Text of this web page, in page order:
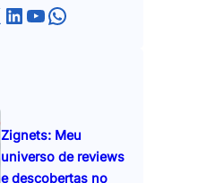
LinkedIn YouTube WhatsApp
Zignets: Meu
universo de reviews
e descobertas no